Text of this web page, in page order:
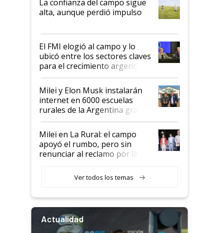
Juan Félix Rossetti, el libertario
que de una dura crisis salió
de Milei
La confianza del campo sigue
alta, aunque perdió impulso
El FMI elogió al campo y lo
ubicó entre los sectores claves
para el crecimiento argentino
Milei y Elon Musk instalarán
internet en 6000 escuelas
rurales de la Argentina gracias
a un acuerdo con Starlink
Milei en La Rural: el campo
apoyó el rumbo, pero sin
renunciar al reclamo por las
Ver todos los temas
Actualidad